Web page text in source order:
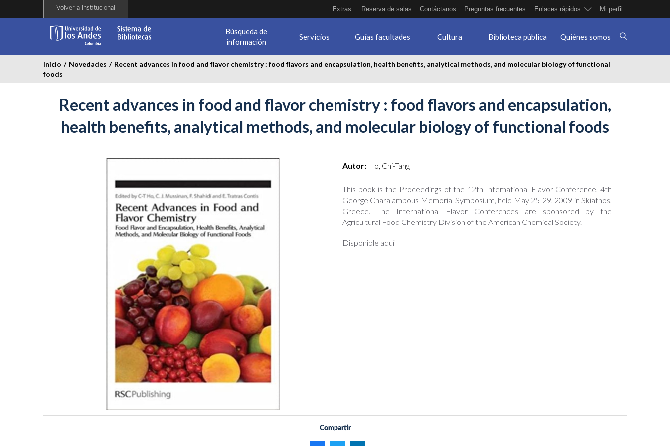
Volver a Institucional Extras: Reserva de salas Contáctanos Preguntas frecuentes Enlaces rápidos Mi perfil
Búsqueda de
información
Servicios Guías facultades Cultura Biblioteca pública Quiénes somos
Inicio / Novedades / Recent advances in food and flavor chemistry : food flavors and encapsulation, health benefits, analytical methods, and molecular biology of functional
foods
Recent advances in food and flavor chemistry : food flavors and encapsulation,
health benefits, analytical methods, and molecular biology of functional foods
advances.jpg
Autor: Ho, Chi-Tang
This book is the Proceedings of the 12th International Flavor Conference, 4th
George Charalambous Memorial Symposium, held May 25-29, 2009 in Skiathos,
Greece. The International Flavor Conferences are sponsored by the
Agricultural Food Chemistry Division of the American Chemical Society.
Disponible aquí
Compartir